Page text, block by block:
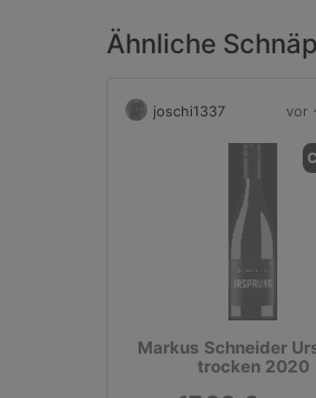
Ähnliche
joschi1337 vor
Markus Schneider
trocken 2020